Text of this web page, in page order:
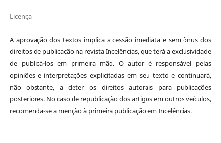
Licença
A aprovação dos textos implica a cessão imediata e sem ônus dos
direitos de publicação na revista Incelências, que terá a exclusividade
de publicá-los em primeira mão. O autor é responsável pelas
opiniões e interpretações explicitadas em seu texto e continuará,
não obstante, a deter os direitos autorais para publicações
posteriores. No caso de republicação dos artigos em outros veículos,
recomenda-se a menção à primeira publicação em Incelências.